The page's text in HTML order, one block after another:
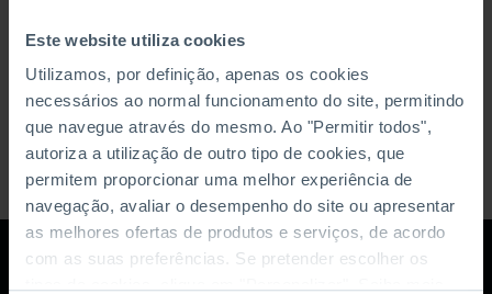
Este website utiliza cookies
Utilizamos, por definição, apenas os cookies
necessários ao normal funcionamento do site, permitindo
que navegue através do mesmo. Ao "Permitir todos",
autoriza a utilização de outro tipo de cookies, que
permitem proporcionar uma melhor experiência de
navegação, avaliar o desempenho do site ou apresentar
as melhores ofertas de produtos e serviços, de acordo
com as suas preferências. Se pretender escolher os